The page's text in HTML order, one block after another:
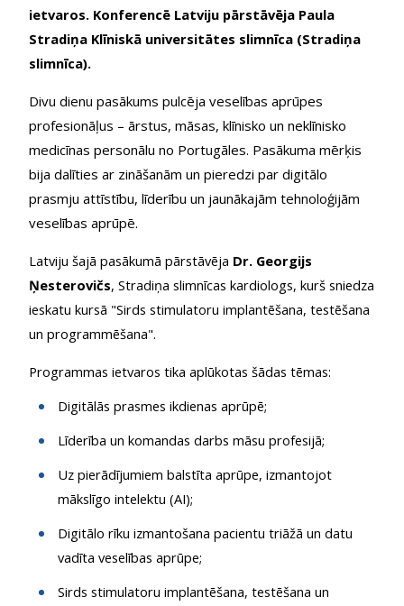
ietvaros. Konferencē Latviju pārstāvēja Paula
Stradiņa Klīniskā universitātes slimnīca (Stradiņa
slimnīca).
Divu dienu pasākums pulcēja veselības aprūpes
profesionāļus – ārstus, māsas, klīnisko un neklīnisko
medicīnas personālu no Portugāles. Pasākuma mērķis
bija dalīties ar zināšanām un pieredzi par digitālo
prasmju attīstību, līderību un jaunākajām tehnoloģijām
veselības aprūpē.
Latviju šajā pasākumā pārstāvēja Dr. Georgijs
Ņesterovičs, Stradiņa slimnīcas kardiologs, kurš sniedza
ieskatu kursā "Sirds stimulatoru implantēšana, testēšana
un programmēšana".
Programmas ietvaros tika aplūkotas šādas tēmas:
Digitālās prasmes ikdienas aprūpē;
Līderība un komandas darbs māsu profesijā;
Uz pierādījumiem balstīta aprūpe, izmantojot
mākslīgo intelektu (AI);
Digitālo rīku izmantošana pacientu triāžā un datu
vadīta veselības aprūpe;
Sirds stimulatoru implantēšana, testēšana un